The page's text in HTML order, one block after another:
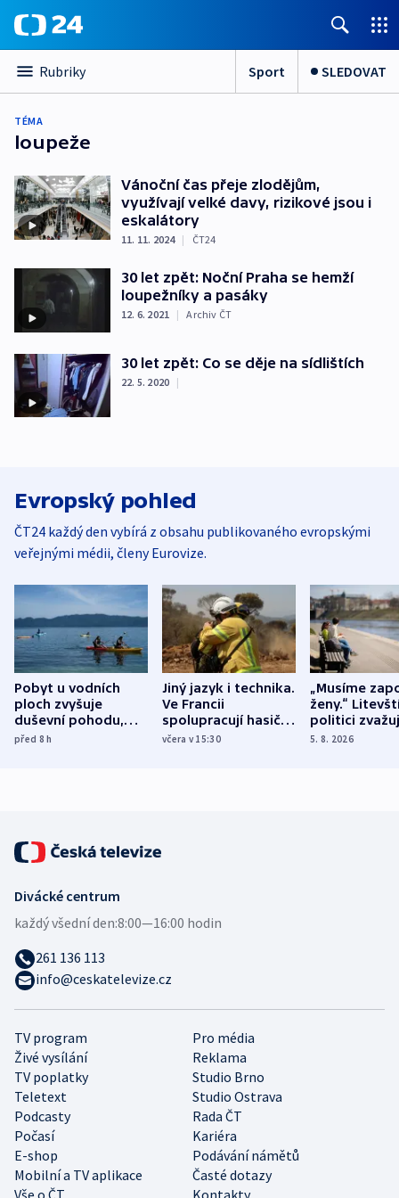
Rubriky Sport SLEDOVAT
TÉMA
loupeže
Vánoční čas přeje zlodějům,
využívají velké davy, rizikové jsou i
eskalátory
11. 11. 2024 | ČT24
30 let zpět: Noční Praha se hemží
loupežníky a pasáky
12. 6. 2021 | Archiv ČT
30 let zpět: Co se děje na sídlištích
22. 5. 2020 |
Evropský pohled
ČT24 každý den vybírá z obsahu publikovaného evropskými
veřejnými médii, členy Eurovize.
Pobyt u vodních
ploch zvyšuje
duševní pohodu,
ukázala
před 8h
Jiný jazyk i technika.
Ve Francii
spolupracují hasiči z
různých zemí
včera v 15:30
„Musíme
ženy.“
politici
dohodu o
5. 8. 2026
TV program
Pro média
Živé vysílání
Reklama
TV poplatky
Studio Brno
Teletext
Studio Ostrava
Podcasty
Rada ČT
Počasí
Kariéra
E-shop
Podávání námětů
Mobilní a TV aplikace
Časté dotazy
Divácké centrum
každý všední den:8:00—16:00 hodin
261 136 113
info@ceskatelevize.cz